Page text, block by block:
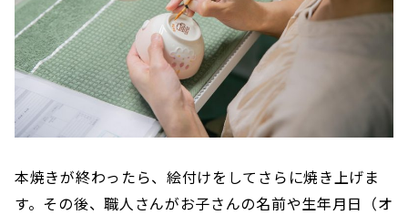
本焼きが終わったら、絵付けをしてさらに焼き上げま
す。その後、職人さんがお子さんの名前や生年月日（オ